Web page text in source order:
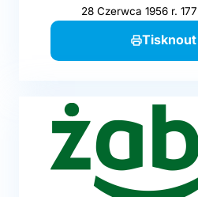
28 Czerwca 1956 r.